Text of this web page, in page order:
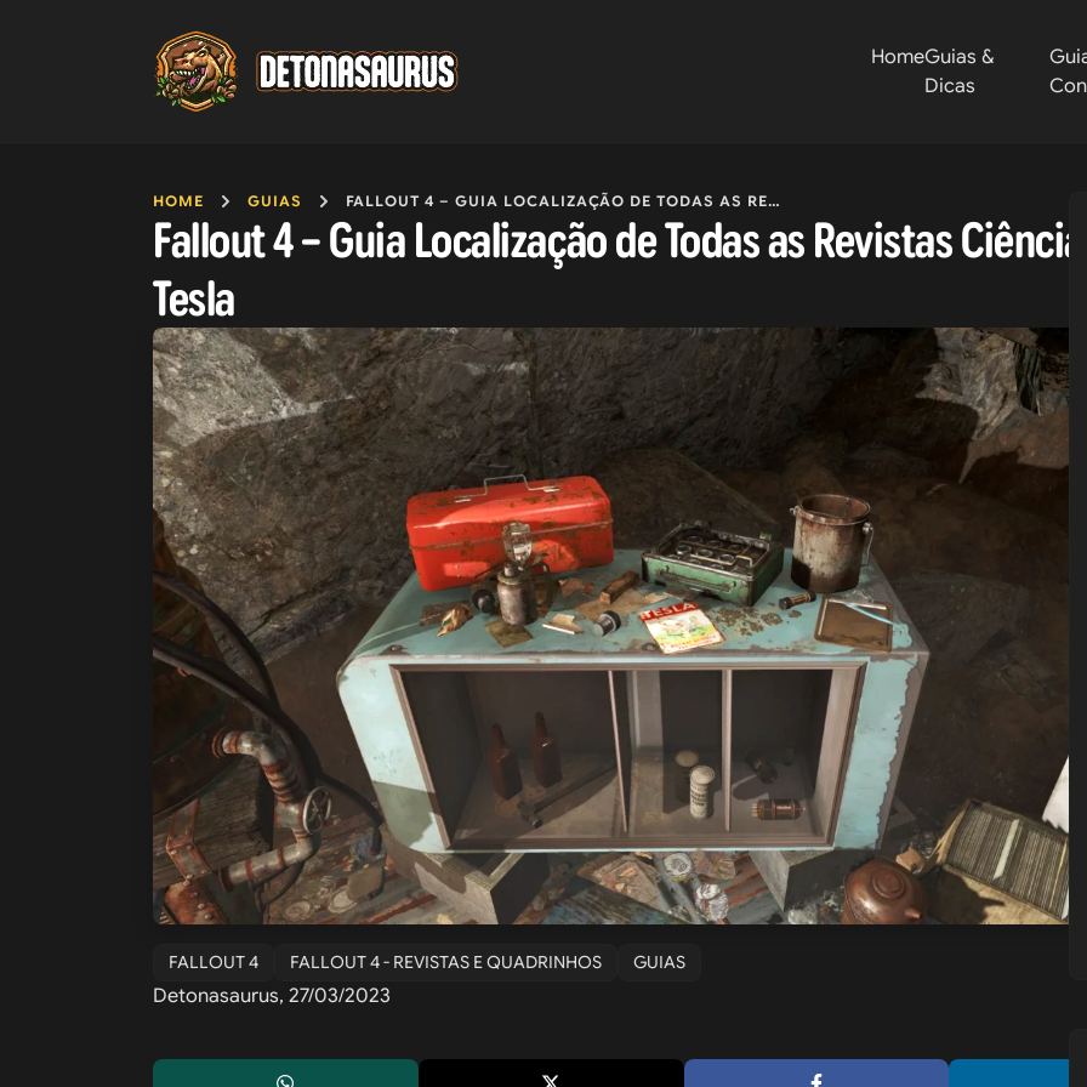
HomeGuias &
Dicas
HOME GUIAS FALLOUT 4 – GUIA LOCALIZAÇÃO DE TODAS AS REVISTAS CIÊNCIA DE TESLA
Fallout 4 – Guia Localização de Todas as Revistas
Tesla
FALLOUT 4 FALLOUT 4 - REVISTAS E QUADRINHOS GUIAS
Detonasaurus, 27/03/2023